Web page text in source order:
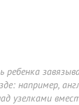
ребенка
например,
узелками